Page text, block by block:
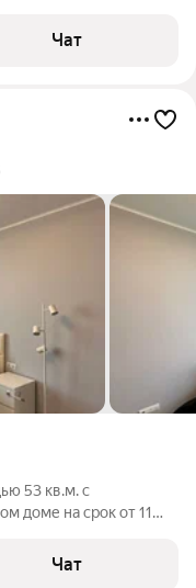
Чат
53 кв.м. с
доме на срок от 11
Чат